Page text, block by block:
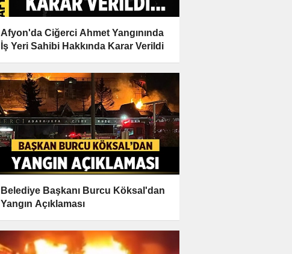
Afyon'da Ciğerci Ahmet Yangınında
İş Yeri Sahibi Hakkında Karar Verildi
Belediye Başkanı Burcu Köksal'dan
Yangın Açıklaması